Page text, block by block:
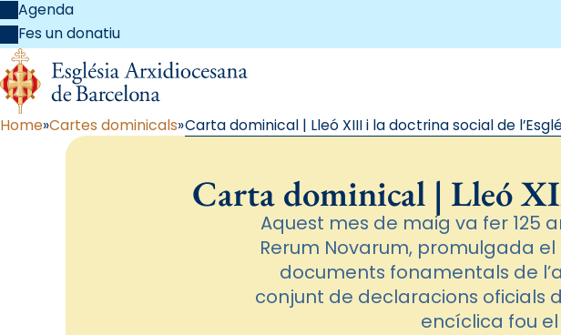
Agenda
Fes un donatiu
Home Cartes dominicals Carta dominical | Lleó XIII i la doctrina social de
Carta dominical | Lleó
Aquest mes de maig va fer 125
Rerum Novarum, promulgada el
documents fonamentals de
conjunt de declaracions oficials
encíclica fou